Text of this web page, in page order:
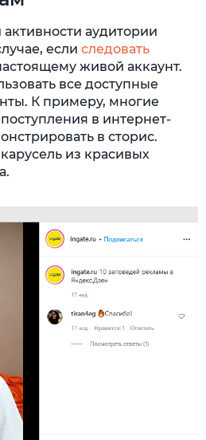
аудитории
если следовать
живой аккаунт.
все доступные
К примеру, многие
в интернет-
в сторис.
из красивых